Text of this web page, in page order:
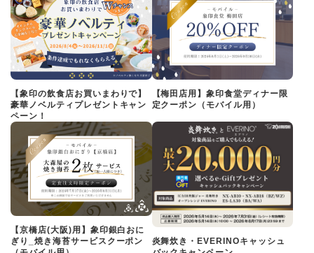
【象印の飲食店お買いまわりで】
豪華ノベルティプレゼントキャン
ペーン！
【梅田店用】象印食堂ディナー限
定クーポン（モバイル用）
【京橋店(大阪)用】象印銀白おに
ぎり_焼き海苔サービスクーポン
炎舞炊き・EVERINOキャッシュ